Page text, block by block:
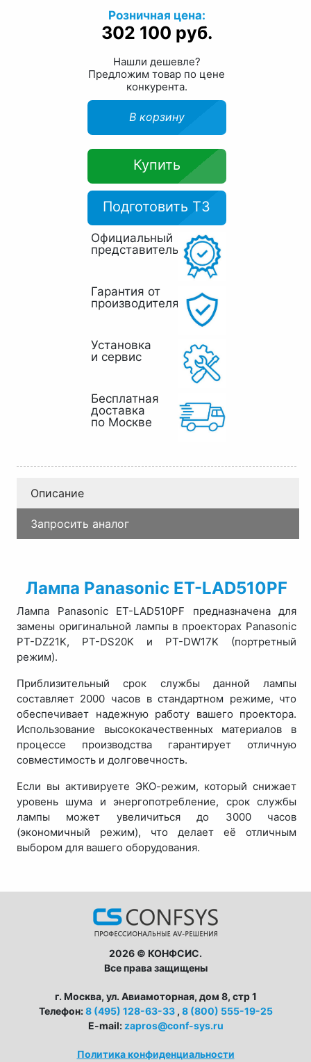
Розничная цена:
302 100 руб.
Нашли дешевле?
Предложим товар по цене
конкурента.
В корзину
Купить
Подготовить ТЗ
Официальный
представитель
Гарантия от
производителя
Установка
и сервис
Бесплатная
доставка
по Москве
Описание
Запросить аналог
Лампа Panasonic ET-LAD510PF
Лампа Panasonic ET-LAD510PF предназначена для
замены оригинальной лампы в проекторах Panasonic
PT-DZ21K, PT-DS20K и PT-DW17K (портретный
режим).
Приблизительный срок службы данной лампы
составляет 2000 часов в стандартном режиме, что
обеспечивает надежную работу вашего проектора.
Использование высококачественных материалов в
процессе производства гарантирует отличную
совместимость и долговечность.
Если вы активируете ЭКО-режим, который снижает
уровень шума и энергопотребление, срок службы
лампы может увеличиться до 3000 часов
(экономичный режим), что делает её отличным
выбором для вашего оборудования.
2026 © КОНФСИС.
Все права защищены
г. Москва, ул. Авиамоторная, дом 8, стр 1
Телефон:8 (495) 128-63-33 , 8 (800) 555-19-25
E-mail: zapros@conf-sys.ru
Политика конфиденциальности